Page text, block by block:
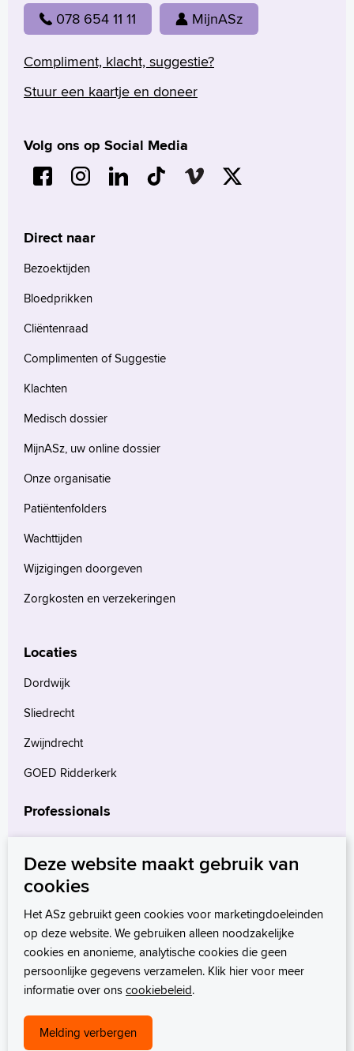
078 654 11 11 MijnASz
Compliment, klacht, suggestie?
Stuur een kaartje en doneer
Volg ons op Social Media
Direct naar
Bezoektijden
Bloedprikken
Cliëntenraad
Complimenten of Suggestie
Klachten
Medisch dossier
MijnASz, uw online dossier
Onze organisatie
Patiëntenfolders
Wachttijden
Wijzigingen doorgeven
Zorgkosten en verzekeringen
Locaties
Dordwijk
Sliedrecht
Zwijndrecht
GOED Ridderkerk
Professionals
Verwijzers
Wetenschappelijk onderzoek
Deze website maakt gebruik van
cookies
Het ASz gebruikt geen cookies voor marketingdoeleinden
op deze website. We gebruiken alleen noodzakelijke
cookies en anonieme, analytische cookies die geen
persoonlijke gegevens verzamelen. Klik hier voor meer
informatie over onscookiebeleid.
Melding verbergen